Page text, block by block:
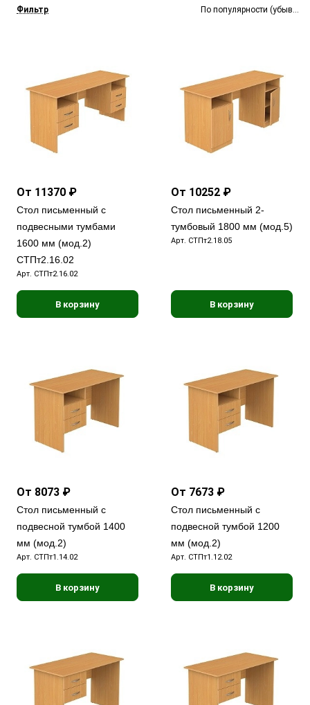
Фильтр По популярности
От 11370 ₽
Стол письменный с
подвесными тумбами
1600 мм (мод.2)
СТПт2.16.02
Арт. СТПт2.16.02
В корзину
От 10252 ₽
Стол письменный 2-
тумбовый 1800 мм (мод.5)
Арт. СТПт2.18.05
В корзину
От 8073 ₽
Стол письменный с
подвесной тумбой 1400
мм (мод.2)
Арт. СТПт1.14.02
В корзину
От 7673 ₽
Стол письменный с
подвесной тумбой 1200
мм (мод.2)
Арт. СТПт1.12.02
В корзину